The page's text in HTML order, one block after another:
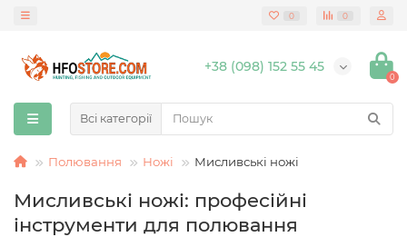
0 0
+38 (098) 152 55 45
0
Всі категорії
Полювання Ножі Мисливські ножі
Мисливські ножі: професійні
інструменти для полювання